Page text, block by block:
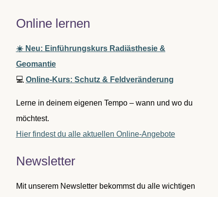
Online lernen
☀️ Neu: Einführungskurs Radiästhesie &
Geomantie
💻 Online-Kurs: Schutz & Feldveränderung
Lerne in deinem eigenen Tempo – wann und wo du
möchtest.
Hier findest du alle aktuellen Online-Angebote
Newsletter
Mit unserem Newsletter bekommst du alle wichtigen